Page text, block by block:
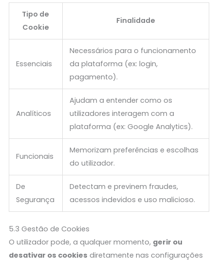
Tipo de
Cookie
Finalidade
Essenciais
Necessários para o funcionamento
da plataforma (ex: login,
pagamento).
Analíticos
Ajudam a entender como os
utilizadores interagem com a
plataforma (ex: Google Analytics).
Funcionais
Memorizam preferências e escolhas
do utilizador.
De
Segurança
Detectam e previnem fraudes,
acessos indevidos e uso malicioso.
5.3 Gestão de Cookies
O utilizador pode, a qualquer momento, gerir ou
desativar os cookies diretamente nas configurações